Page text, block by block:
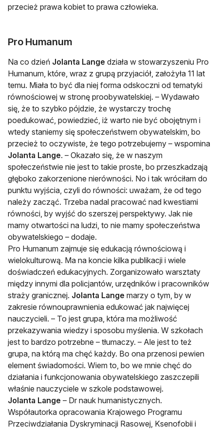
przecież prawa kobiet to prawa człowieka.
Pro Humanum
Na co dzień Jolanta Lange działa w stowarzyszeniu Pro
Humanum, które, wraz z grupą przyjaciół, założyła 11 lat
temu. Miała to być dla niej forma odskoczni od tematyki
równościowej w stronę proobywatelskiej. – Wydawało
się, że to szybko pójdzie, że wystarczy trochę
poedukować, powiedzieć, iż warto nie być obojętnym i
wtedy staniemy się społeczeństwem obywatelskim, bo
przecież to oczywiste, że tego potrzebujemy – wspomina
Jolanta Lange. – Okazało się, że w naszym
społeczeństwie nie jest to takie proste, bo przeszkadzają
głęboko zakorzenione nierówności. No i tak wróciłam do
punktu wyjścia, czyli do równości: uważam, że od tego
należy zacząć. Trzeba nadal pracować nad kwestiami
równości, by wyjść do szerszej perspektywy. Jak nie
mamy otwartości na ludzi, to nie mamy społeczeństwa
obywatelskiego – dodaje.
Pro Humanum zajmuje się edukacją równościową i
wielokulturową. Ma na koncie kilka publikacji i wiele
doświadczeń edukacyjnych. Zorganizowało warsztaty
między innymi dla policjantów, urzędników i pracowników
straży granicznej. Jolanta Lange marzy o tym, by w
zakresie równouprawnienia edukować jak najwięcej
nauczycieli. – To jest grupa, która ma możliwość
przekazywania wiedzy i sposobu myślenia. W szkołach
jest to bardzo potrzebne – tłumaczy. – Ale jest to też
grupa, na którą ma chęć każdy. Bo ona przenosi pewien
element świadomości. Wiem to, bo we mnie chęć do
działania i funkcjonowania obywatelskiego zaszczepili
właśnie nauczyciele w szkole podstawowej.
Jolanta Lange – Dr nauk humanistycznych.
Współautorka opracowania Krajowego Programu
Przeciwdziałania Dyskryminacji Rasowej, Ksenofobii i